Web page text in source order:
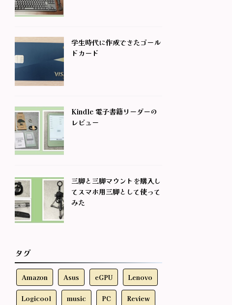
学生時代に作成できたゴール
ドカード
Kindle 電子書籍リーダーの
レビュー
三脚と三脚マウントを購入し
てスマホ用三脚として使って
みた
タグ
Amazon Asus eGPU Lenovo
Logicool music PC Review